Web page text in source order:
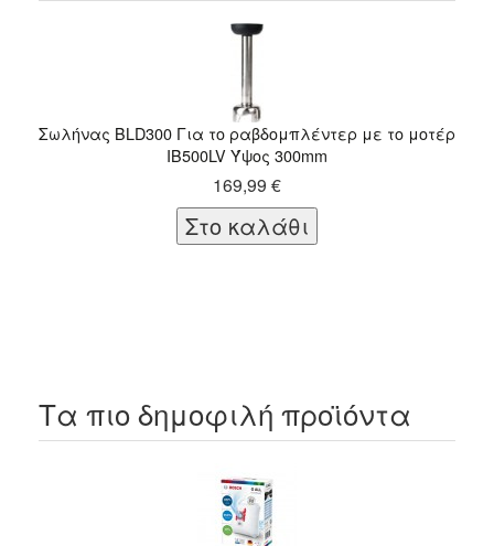
Σωλήνας BLD300 Για το ραβδομπλέντερ με το μοτέρ
IB500LV Ύψος 300mm
169,99 €
Τα πιο δημοφιλή προϊόντα